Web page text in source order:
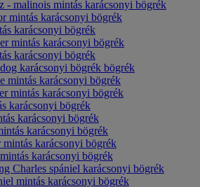
- malinois mintás karácsonyi bögrék
mintás karácsonyi bögrék
karácsonyi bögrék
mintás karácsonyi bögrék
karácsonyi bögrék
karácsonyi bögrék bögrék
mintás karácsonyi bögrék
mintás karácsonyi bögrék
karácsonyi bögrék
karácsonyi bögrék
karácsonyi bögrék
karácsonyi bögrék
karácsonyi bögrék
Charles spániel karácsonyi bögrék
mintás karácsonyi bögrék